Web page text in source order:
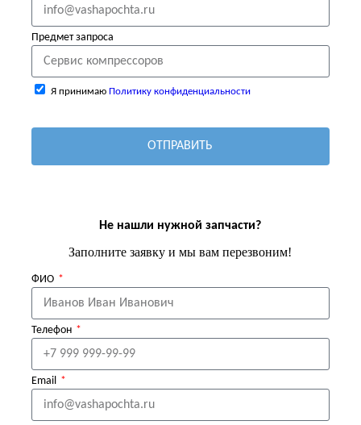
Предмет запроса
Я принимаю Политику конфиденциальности
ОТПРАВИТЬ
Не нашли нужной запчасти?
Заполните заявку и мы вам перезвоним!
ФИО
Телефон
Email